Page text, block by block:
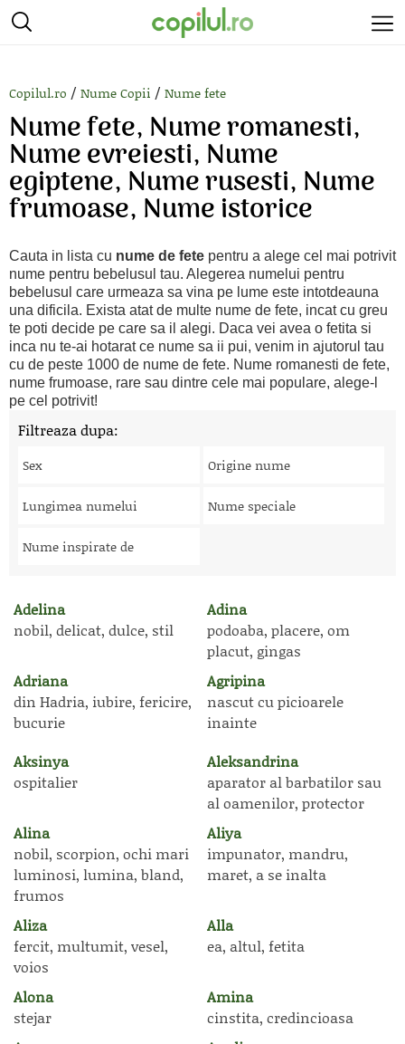
Copilul.ro / Nume Copii / Nume fete
Nume fete, Nume romanesti,
Nume evreiesti, Nume
egiptene, Nume rusesti, Nume
frumoase, Nume istorice
Cauta in lista cu nume de fete pentru a alege cel mai potrivit
nume pentru bebelusul tau. Alegerea numelui pentru
bebelusul care urmeaza sa vina pe lume este intotdeauna
una dificila. Exista atat de multe nume de fete, incat cu greu
te poti decide pe care sa il alegi. Daca vei avea o fetita si
inca nu te-ai hotarat ce nume sa ii pui, venim in ajutorul tau
cu de peste 1000 de nume de fete. Nume romanesti de fete,
nume frumoase, rare sau dintre cele mai populare, alege-l
pe cel potrivit!
Filtreaza dupa:
Sex Origine nume
Lungimea numelui Nume speciale
Nume inspirate de
Adelina
nobil, delicat, dulce, stil
Adina
podoaba, placere, om
placut, gingas
Adriana
din Hadria, iubire, fericire,
bucurie
Agripina
nascut cu picioarele
inainte
Aksinya
ospitalier
Aleksandrina
aparator al barbatilor sau
al oamenilor, protector
Alina
nobil, scorpion, ochi mari
luminosi, lumina, bland,
frumos
Aliya
impunator, mandru,
maret, a se inalta
Aliza
fercit, multumit, vesel,
voios
Alla
ea, altul, fetita
Alona
stejar
Amina
cinstita, credincioasa